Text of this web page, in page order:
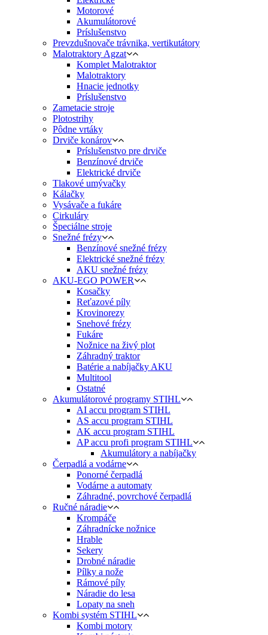
Motorové
Akumulátorové
Príslušenstvo
Prevzdušnovače trávnika, vertikutátory
Malotraktory Agzat
Komplet Malotraktor
Malotraktory
Hnacie jednotky
Príslušenstvo
Zametacie stroje
Plotostrihy
Pôdne vrtáky
Drviče konárov
Príslušenstvo pre drviče
Benzínové drviče
Elektrické drviče
Tlakové umývačky
Kálačky
Vysávače a fukáre
Cirkuláry
Špeciálne stroje
Snežné frézy
Benzínové snežné frézy
Elektrické snežné frézy
AKU snežné frézy
AKU-EGO POWER
Kosačky
Reťazové píly
Krovinorezy
Snehové frézy
Fukáre
Nožnice na živý plot
Záhradný traktor
Batérie a nabíjačky AKU
Multitool
Ostatné
Akumulátorové programy STIHL
AI accu program STIHL
AS accu program STIHL
AK accu program STIHL
AP accu profi program STIHL
Akumulátory a nabíjačky
Čerpadlá a vodárne
Ponorné čerpadlá
Vodárne a automaty
Záhradné, povrchové čerpadlá
Ručné náradie
Krompáče
Záhradnícke nožnice
Hrable
Sekery
Drobné náradie
Pílky a nože
Rámové píly
Náradie do lesa
Lopaty na sneh
Kombi systém STIHL
Kombi motory